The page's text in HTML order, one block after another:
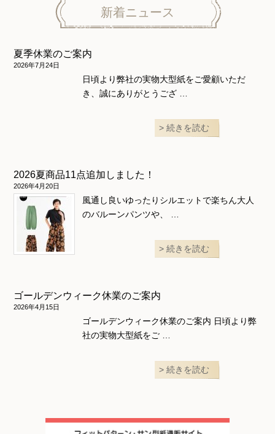
和風衣類
ウェディング・コスチューム
スカート・パンツ
新着ニュース
夏季休業のご案内
2026年7月24日
日頃より弊社の実物大型紙をご愛顧いただ
き、誠にありがとうござ …
続きを読む
2026夏商品11点追加しました！
2026年4月20日
風通し良いゆったりシルエットで楽ちん大人
のバルーンパンツや、 …
続きを読む
ゴールデンウィーク休業のご案内
2026年4月15日
ゴールデンウィーク休業のご案内 日頃より弊
社の実物大型紙をご …
続きを読む